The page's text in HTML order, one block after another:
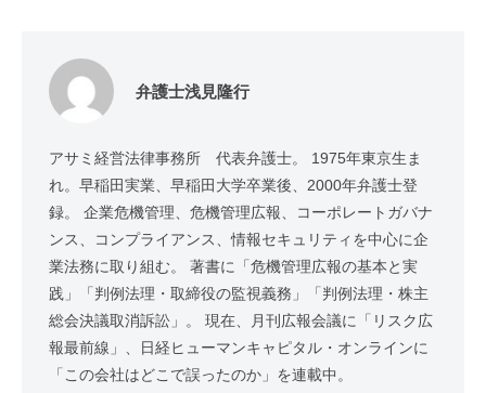
弁護士浅見隆行
アサミ経営法律事務所 代表弁護士。 1975年東京生ま
れ。早稲田実業、早稲田大学卒業後、2000年弁護士登
録。 企業危機管理、危機管理広報、コーポレートガバナ
ンス、コンプライアンス、情報セキュリティを中心に企
業法務に取り組む。 著書に「危機管理広報の基本と実
践」「判例法理・取締役の監視義務」「判例法理・株主
総会決議取消訴訟」。 現在、月刊広報会議に「リスク広
報最前線」、日経ヒューマンキャピタル・オンラインに
「この会社はどこで誤ったのか」を連載中。